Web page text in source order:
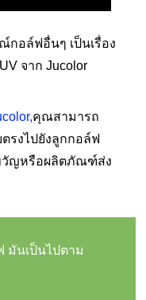
อล์ฟอื่นๆ เป็นเรื่อง
จาก Jucolor
,คุณสามารถ
รงไปยังลูกกอล์ฟ
วัญหรือผลิตภัณฑ์ส่ง
มันเป็นไปตาม